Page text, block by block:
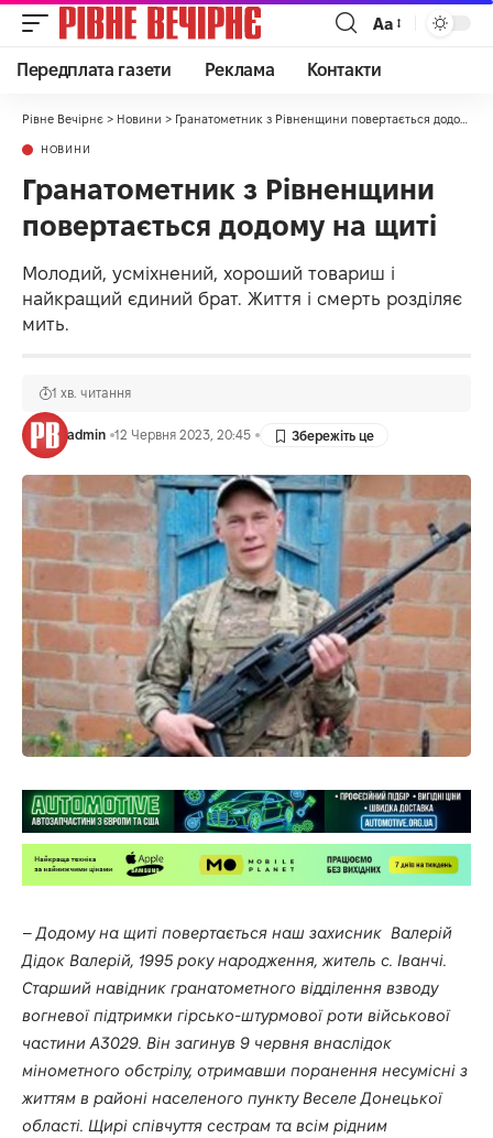
Аа
Передплата газети Реклама Контакти
Рівне Вечірнє > Новини > Гранатометник з Рівненщини повертається додому на щиті
НОВИНИ
Гранатометник з Рівненщини
повертається додому на щиті
Молодий, усміхнений, хороший товариш і
найкращий єдиний брат. Життя і смерть розділяє
мить.
admin 12 Червня 2023, 20:45
1 хв. читання
– Додому на щиті повертається наш захисник Валерій
Дідок Валерій, 1995 року народження, житель с. Іванчі.
Старший навідник гранатометного відділення взводу
вогневої підтримки гірсько-штурмової роти військової
частини А3029. Він загинув 9 червня внаслідок
мінометного обстрілу, отримавши поранення несумісні з
життям в районі населеного пункту Веселе Донецької
області. Щирі співчуття сестрам та всім рідним